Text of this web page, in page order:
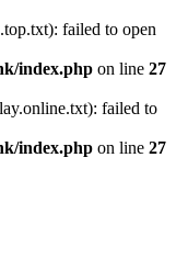
failed to open
index.php on line 27
failed to
index.php on line 27